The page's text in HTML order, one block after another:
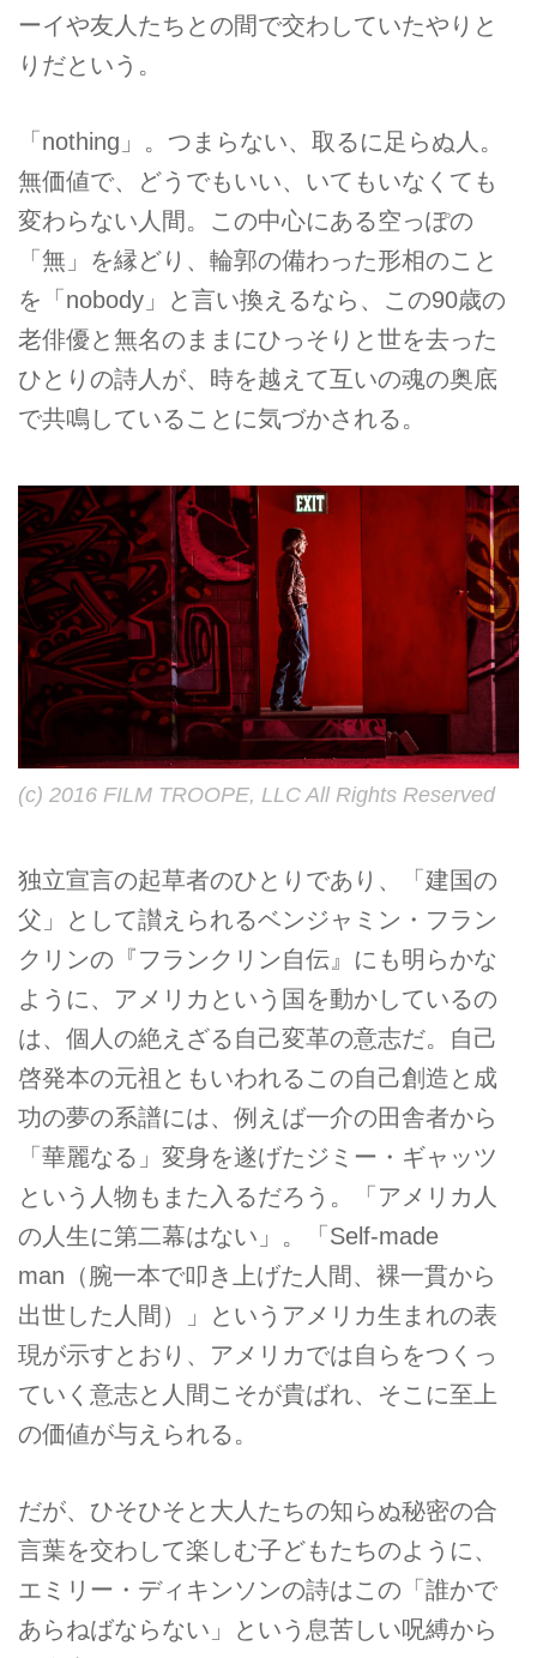
ーイや友人たちとの間で交わしていたやりと
りだという。
「nothing」。つまらない、取るに足らぬ人。
無価値で、どうでもいい、いてもいなくても
変わらない人間。この中心にある空っぽの
「無」を縁どり、輪郭の備わった形相のこと
を「nobody」と言い換えるなら、この90歳の
老俳優と無名のままにひっそりと世を去った
ひとりの詩人が、時を越えて互いの魂の奥底
で共鳴していることに気づかされる。
(c) 2016 FILM TROOPE, LLC All Rights Reserved
独立宣言の起草者のひとりであり、「建国の
父」として讃えられるベンジャミン・フラン
クリンの『フランクリン自伝』にも明らかな
ように、アメリカという国を動かしているの
は、個人の絶えざる自己変革の意志だ。自己
啓発本の元祖ともいわれるこの自己創造と成
功の夢の系譜には、例えば一介の田舎者から
「華麗なる」変身を遂げたジミー・ギャッツ
という人物もまた入るだろう。「アメリカ人
の人生に第二幕はない」。「Self-made
man（腕一本で叩き上げた人間、裸一貫から
出世した人間）」というアメリカ生まれの表
現が示すとおり、アメリカでは自らをつくっ
ていく意志と人間こそが貴ばれ、そこに至上
の価値が与えられる。
だが、ひそひそと大人たちの知らぬ秘密の合
言葉を交わして楽しむ子どもたちのように、
エミリー・ディキンソンの詩はこの「誰かで
あらねばならない」という息苦しい呪縛から